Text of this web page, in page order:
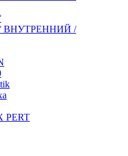
ВНУТРЕННИЙ /
PERT